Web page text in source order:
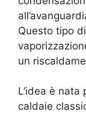
Questo tipo
un
L’idea è
caldaie